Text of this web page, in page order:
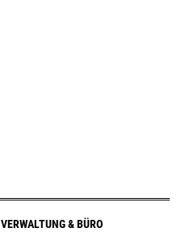
VERWALTUNG & BÜRO